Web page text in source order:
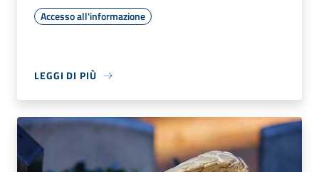
Accesso all'informazione
LEGGI DI PIÙ